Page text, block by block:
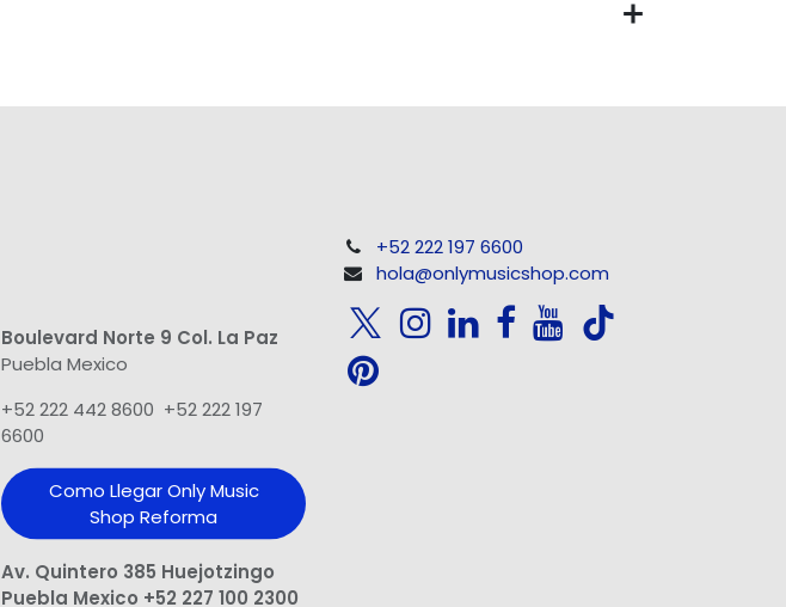
Boulevard Norte 9 Col. La Paz
Puebla Mexico
+52 222 442 8600 +52 222 197
6600
Como Llegar Only Music
Shop​ Reforma
Av. Quintero 385 Huejotzingo
Puebla Mexico +52 227 100 2300
+52 222 197 6600
hola@onlymusicshop.com